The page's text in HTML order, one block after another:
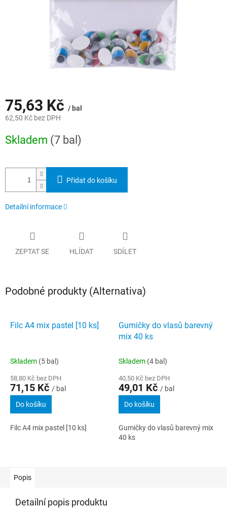
75,63 Kč / bal
62,50 Kč bez DPH
cena:
Skladem (7 bal)
Přidat do košíku
Detailní informace
ZEPTAT SE HLÍDAT SDÍLET
Podobné produkty (Alternativa)
Filc A4 mix pastel [10 ks]
Skladem (5 bal)
58,80 Kč bez DPH
71,15 Kč / bal
Do košíku
Filc A4 mix pastel [10 ks]
Gumičky do vlasů barevný
mix 40 ks
Skladem (4 bal)
40,50 Kč bez DPH
49,01 Kč / bal
Do košíku
Gumičky do vlasů barevný mix
40 ks
Popis
Detailní popis produktu